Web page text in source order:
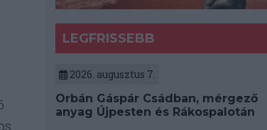
LEGFRISSEBB
2026. augusztus 7.
Orbán Gáspár Csádban, mérgező
anyag Újpesten és Rákospalotán